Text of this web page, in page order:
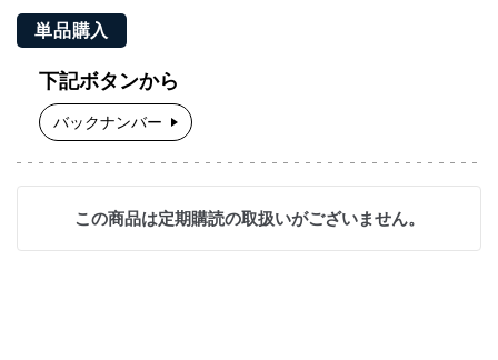
単品購入
下記ボタンから
バックナンバー
この商品は定期購読の取扱いがございません。